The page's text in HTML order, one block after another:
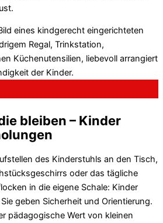
bleiben – Kinder
des Kinderstuhls an den Tisch,
oder das tägliche
in die eigene Schale: Kinder
geben Sicherheit und Orientierung.
pädagogische Wert von kleinen